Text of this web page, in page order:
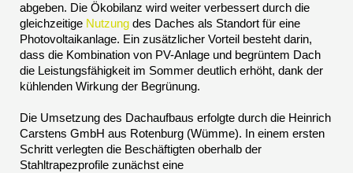
abgeben. Die Ökobilanz wird weiter verbessert durch die
gleichzeitige Nutzung des Daches als Standort für eine
Photovoltaikanlage. Ein zusätzlicher Vorteil besteht darin,
dass die Kombination von PV-Anlage und begrüntem Dach
die Leistungsfähigkeit im Sommer deutlich erhöht, dank der
kühlenden Wirkung der Begrünung.
Die Umsetzung des Dachaufbaus erfolgte durch die Heinrich
Carstens GmbH aus Rotenburg (Wümme). In einem ersten
Schritt verlegten die Beschäftigten oberhalb der
Stahltrapezprofile zunächst eine